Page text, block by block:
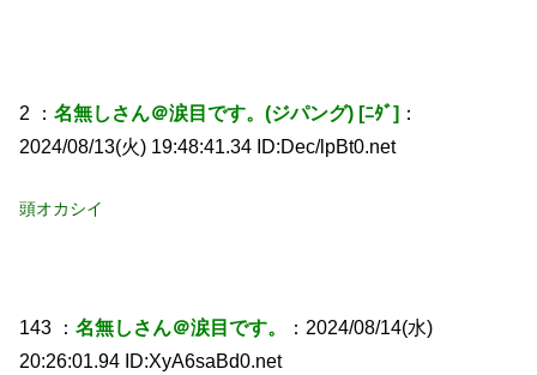
2 ：名無しさん＠涙目です。(ジパング) [ﾆﾀﾞ] ：
2024/08/13(火) 19:48:41.34 ID:Dec/lpBt0.net
頭オカシイ
143 ：名無しさん＠涙目です。
：2024/08/14(水)
20:26:01.94 ID:XyA6saBd0.net